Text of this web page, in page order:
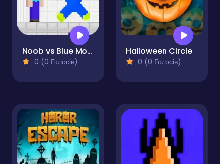
Noob vs Blue Monster
0 (0 Голосів)
Halloween Circle
0 (0 Голосів)